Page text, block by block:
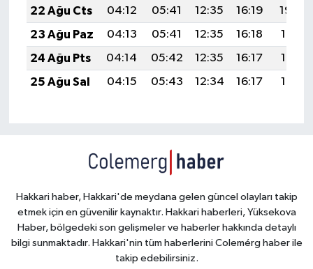
22 Ağu Cts
04:12 05:41 12:35 16:19
19:20
23 Ağu Paz
04:13 05:41 12:35 16:18
19:18
24 Ağu Pts
04:14 05:42 12:35 16:17
19:17
25 Ağu Sal
04:15 05:43 12:34 16:17 19:15
Hakkari haber, Hakkari'de meydana gelen güncel olayları takip
etmek için en güvenilir kaynaktır. Hakkari haberleri, Yüksekova
Haber, bölgedeki son gelişmeler ve haberler hakkında detaylı
bilgi sunmaktadır. Hakkari'nin tüm haberlerini Colemérg haber ile
takip edebilirsiniz.